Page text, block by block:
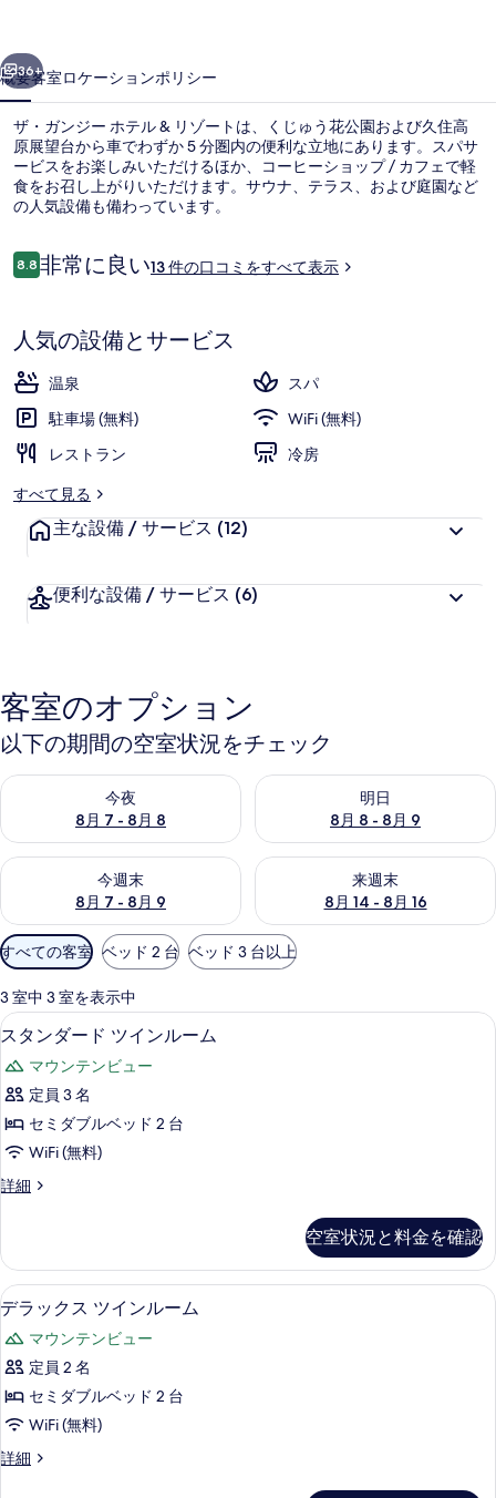
ル
&
リ
ゾ
ー
の
真
ギ
ャ
ラ
リ
36+
概要客室ロケーションポリシー
ザ・ガンジー ホテル & リゾートは、くじゅう花公園および久住高
原展望台から車でわずか 5 分圏内の便利な立地にあります。スパサ
ービスをお楽しみいただけるほか、コーヒーショップ / カフェで軽
食をお召し上がりいただけます。サウナ、テラス、および庭園など
の人気設備も備わっています。
口
コ
8.810段階中8.8
非常に良い13 件の口コミをすべて表示
人気の設備とサービス
温泉
スパ
駐車場 (無料)
WiFi (無料)
レストラン
冷房
すべて見る
主な設備 / サービス (12)
便利な設備 / サービス (6)
客室のオプション
以下の期間の空室状況をチェック
今夜
8月 7 - 8月 8
今夜 8月 7 - 8月 8 の空室状況をチェック
明日
8月 8 - 8月 9
明日 8月 8 - 8月 9 の空室状況
今週末
8月 7 - 8月 9
今週末 8月 7 - 8月 9 の空室状況をチェック
来週末
8月 14 - 8月 16
来週末 8月 14 - 8月 16 の空室
利
用
可
能
な
客
室
の
り
込
件
すべての客室 ベッド 2 台 ベッド 3 台以上
3 室中 3 室を表示中
ス
タ
ン
ダ
ー
ツ
ン
ル
ー
ム
の
す
べ
て
スタンダード ツインルーム | セーフ
4
スタンダード ツインルーム
マウンテンビュー
定員 3 名
セミダブルベッド 2 台
WiFi (無料)
詳細
ス
ー
ド
ツ
ン
ル
ム
の
細
空室状況と料金を確認
デ
ラ
ッ
ク
ス
イ
デラックス ツインルーム | セーフテ
4
デラックス ツインルーム
マウンテンビュー
定員 2 名
セミダブルベッド 2 台
WiFi (無料)
詳細
デ